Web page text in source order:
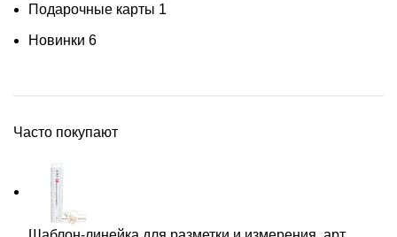
Подарочные карты 1
Новинки 6
Часто покупают